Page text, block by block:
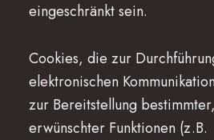
eingeschränkt sein.
Cookies, die zur
elektronischen
zur Bereitstellung
erwünschter Funktionen (z.B.